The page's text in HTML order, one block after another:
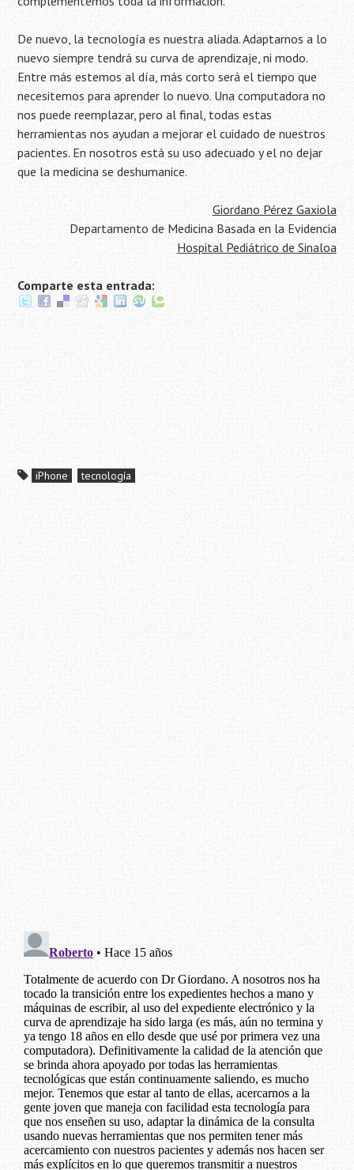
De nuevo, la tecnología es nuestra aliada. Adaptarnos a lo
nuevo siempre tendrá su curva de aprendizaje, ni modo.
Entre más estemos al día, más corto será el tiempo que
necesitemos para aprender lo nuevo. Una computadora no
nos puede reemplazar, pero al final, todas estas
herramientas nos ayudan a mejorar el cuidado de nuestros
pacientes. En nosotros está su uso adecuado y el no dejar
que la medicina se deshumanice.
Giordano Pérez Gaxiola
Departamento de Medicina Basada en la Evidencia
Hospital Pediátrico de Sinaloa
Comparte esta entrada:
iPhone tecnología